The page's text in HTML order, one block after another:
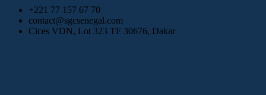
+221 77 157 67 70
contact@sgcsenegal.com
Cices VDN, Lot 323 TF 30676, Dakar